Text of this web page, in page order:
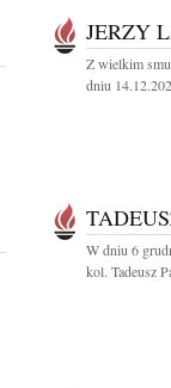
JERZY
Z wielkim
dniu
W dniu 6
kol. Tadeusz